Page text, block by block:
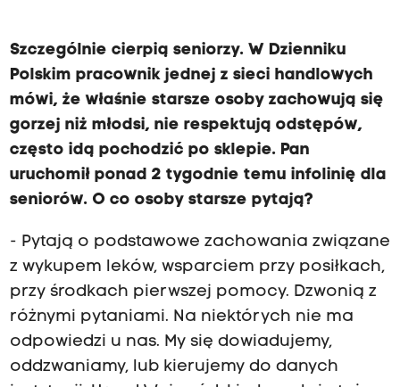
Szczególnie cierpią seniorzy. W Dzienniku
Polskim pracownik jednej z sieci handlowych
mówi, że właśnie starsze osoby zachowują się
gorzej niż młodsi, nie respektują odstępów,
często idą pochodzić po sklepie. Pan
uruchomił ponad 2 tygodnie temu infolinię dla
seniorów. O co osoby starsze pytają?
- Pytają o podstawowe zachowania związane
z wykupem leków, wsparciem przy posiłkach,
przy środkach pierwszej pomocy. Dzwonią z
różnymi pytaniami. Na niektórych nie ma
odpowiedzi u nas. My się dowiadujemy,
oddzwaniamy, lub kierujemy do danych